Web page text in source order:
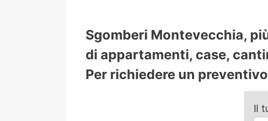
Sgomberi Montevecchia,
di appartamenti, case,
Per richiedere un
Il